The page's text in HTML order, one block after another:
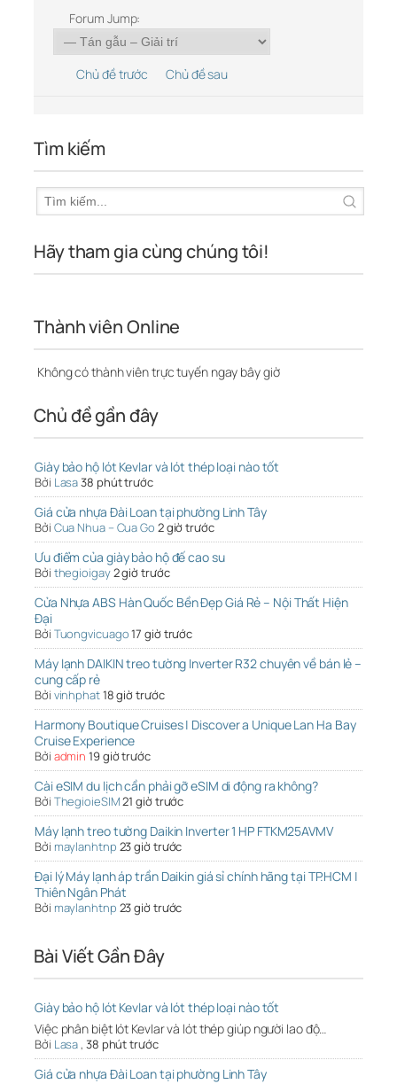
Forum Jump:
Chủ đề trước Chủ đề sau
Tìm kiếm
Hãy tham gia cùng chúng tôi!
Thành viên Online
Không có thành viên trực tuyến ngay bây giờ
Chủ đề gần đây
Giày bảo hộ lót Kevlar và lót thép loại nào tốt
Bởi Lasa38 phút trước
Giá cửa nhựa Đài Loan tại phường Linh Tây
Bởi Cua Nhua – Cua Go 2 giờ trước
Ưu điểm của giày bảo hộ đế cao su
Bởi thegioigay2 giờ trước
Cửa Nhựa ABS Hàn Quốc Bền Đẹp Giá Rẻ – Nội Thất Hiện
Đại
Bởi Tuongvicuago17 giờ trước
Máy lạnh DAIKIN treo tường Inverter R32 chuyên về bán lẻ –
cung cấp rẻ
Bởi vinhphat18 giờ trước
Harmony Boutique Cruises | Discover a Unique Lan Ha Bay
Cruise Experience
Bởi admin 19 giờ trước
Cài eSIM du lịch cần phải gỡ eSIM di động ra không?
Bởi ThegioieSIM21 giờ trước
Máy lạnh treo tường Daikin Inverter 1 HP FTKM25AVMV
Bởi maylanhtnp 23 giờ trước
Đại lý Máy lạnh áp trần Daikin giá sỉ chính hãng tại TP.HCM |
Thiên Ngân Phát
Bởi maylanhtnp 23 giờ trước
Bài Viết Gần Đây
Giày bảo hộ lót Kevlar và lót thép loại nào tốt
Việc phân biệt lót Kevlar và lót thép giúp người lao độ…
Bởi Lasa, 38 phút trước
Giá cửa nhựa Đài Loan tại phường Linh Tây